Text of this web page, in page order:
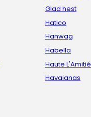
Glad hest
Hatico
Hanwag
Habella
Haute L'Amitié
Havaianas